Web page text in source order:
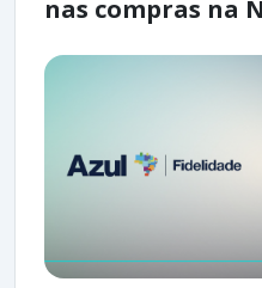
nas compras na